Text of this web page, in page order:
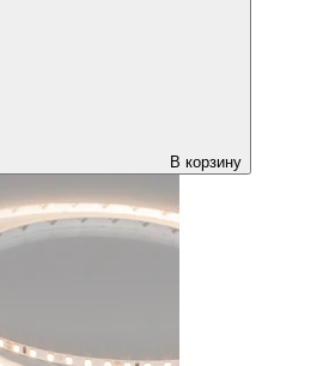
В корзину